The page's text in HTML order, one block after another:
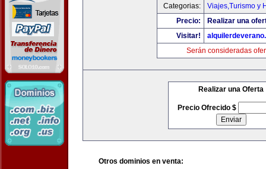
Categorias:
Viajes,Turismo y
Precio:
Realizar una
Visitar!
Serán consideradas
Realizar una Oferta
Precio Ofrecido $
Otros dominios en venta: